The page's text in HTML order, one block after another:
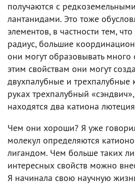
получаются с
лантанидами. Это тоже
элементов, в частности тем,
радиус, большие
они могут образовывать много
этим свойствам они могут
двухпалубные и трехпалубные
руках трехпалубный
находятся два катиона
Чем они хороши? Я уже
молекул определяются
лигандом. Чем больше таких
интересных свойств можно
Я начинала свою научную